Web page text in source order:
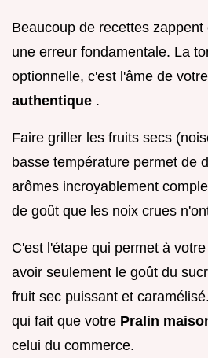
Beaucoup de recettes
une erreur fondamentale. La
optionnelle, c'est l'âme de votre
authentique .
Faire griller les fruits secs
basse température permet de
arômes incroyablement
de goût que les noix crues
C'est l'étape qui permet à
avoir seulement le goût du
fruit sec puissant et
qui fait que votre Pralin
celui du commerce.